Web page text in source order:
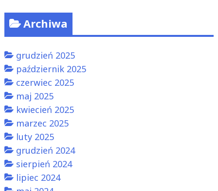
Archiwa
grudzień 2025
październik 2025
czerwiec 2025
maj 2025
kwiecień 2025
marzec 2025
luty 2025
grudzień 2024
sierpień 2024
lipiec 2024